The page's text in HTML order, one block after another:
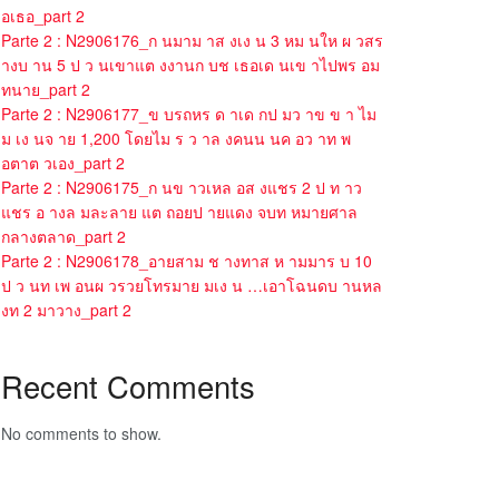
อเธอ_part 2
Parte 2 : N2906176_ก นมาม าส งเง น 3 หม นให ผ วสร
างบ าน 5 ป ว นเขาแต งงานก บช เธอเด นเข าไปพร อม
ทนาย_part 2
Parte 2 : N2906177_ข บรถหร ด าเด กป มว าข ข า ไม
ม เง นจ าย 1,200 โดยไม ร ว าล งคนน นค อว าท พ
อตาต วเอง_part 2
Parte 2 : N2906175_ก นข าวเหล อส งแชร 2 ป ท าว
แชร อ างล มละลาย แต ถอยป ายแดง จบท หมายศาล
กลางตลาด_part 2
Parte 2 : N2906178_อายสาม ช างทาส ห ามมาร บ 10
ป ว นท เพ อนผ วรวยโทรมาย มเง น …เอาโฉนดบ านหล
งท 2 มาวาง_part 2
Recent Comments
No comments to show.